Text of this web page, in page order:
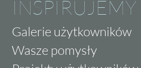
INSPIRUJEMY
Galerie użytkowników
Wasze pomysły